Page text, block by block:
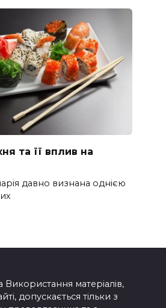
та її вплив на
давно визнана однією
матеріалів,
допускається тільки з